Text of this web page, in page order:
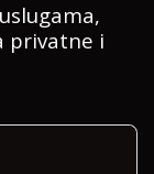
privatne i